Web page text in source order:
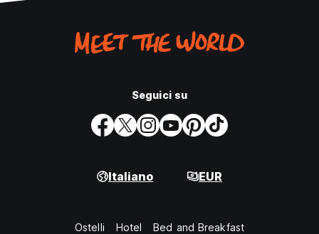
Seguici su
Italiano EUR
Ostelli Hotel Bed and Breakfast